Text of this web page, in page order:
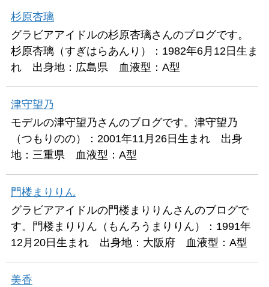
杉原杏璃
グラビアアイドルの杉原杏璃さんのブログです。
杉原杏璃（すぎはらあんり）：1982年6月12日生ま
れ 出身地：広島県 血液型：A型
津守望乃
モデルの津守望乃さんのブログです。津守望乃
（つもりのの）：2001年11月26日生まれ 出身
地：三重県 血液型：A型
門楼まりりん
グラビアアイドルの門楼まりりんさんのブログで
す。門楼まりりん（もんろうまりりん）：1991年
12月20日生まれ 出身地：大阪府 血液型：A型
美香